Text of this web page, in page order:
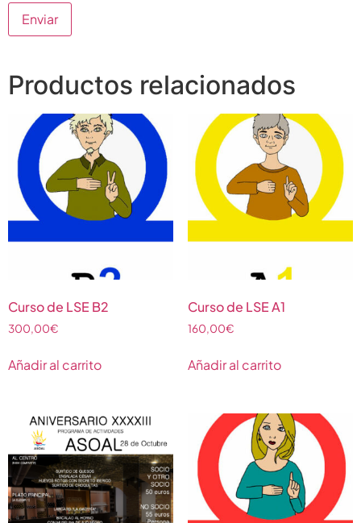
Productos relacionados
Curso de LSE B2
300,00€
Añadir al carrito
Curso de LSE A1
160,00€
Añadir al carrito